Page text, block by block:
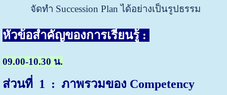
จัดทำ Succession Plan ได้อย่างเป็นรูปธรรม
หัวข้อสำคัญของการเรียนรู้ :
09.00-10.30 น.
ส่วนที่ 1 : ภาพรวมของ Competency